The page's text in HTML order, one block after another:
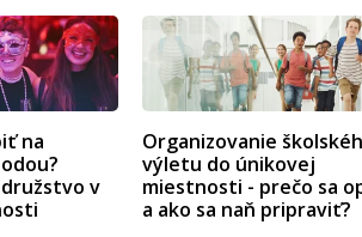
na
v
Organizovanie
výletu do únikovej
miestnosti - prečo sa
a ako sa naň pripraviť?